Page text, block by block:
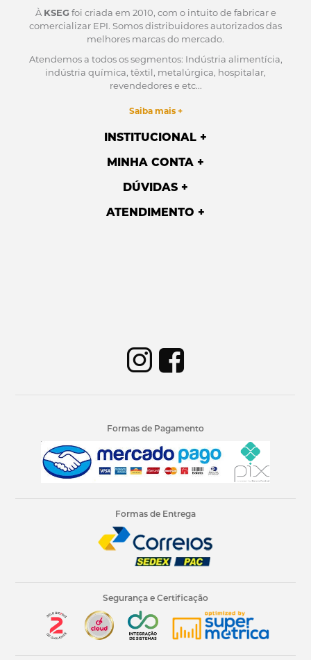
À KSEG foi criada em 2010, com o intuito de fabricar e
comercializar EPI. Somos distribuidores autorizados das
melhores marcas do mercado.
Atendemos a todos os segmentos: Indústria alimentícia,
indústria química, têxtil, metalúrgica, hospitalar,
revendedores e etc...
Saiba mais +
INSTITUCIONAL
MINHA CONTA
DÚVIDAS
ATENDIMENTO
Formas de Pagamento
Formas de Entrega
Segurança e Certificação